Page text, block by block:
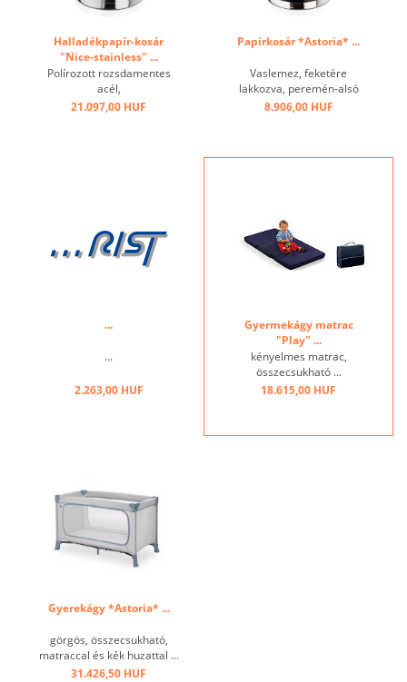
Halladékpapír-kosár
"Nice-stainless" ...
Polírozott rozsdamentes
acél,
hengeres,égésgátlóval,
21.097,00 HUF
Papírkosár *Astoria* ...
Vaslemez, feketére
lakkozva, peremén-alsó
részén nemesacél gyűrű ...
8.906,00 HUF
...
...
2.263,00 HUF
Gyermekágy matrac
"Play" ...
kényelmes matrac,
összecsukható ...
18.615,00 HUF
Gyerekágy *Astoria* ...
görgös, összecsukható,
matraccal és kék huzattal ...
31.426,50 HUF